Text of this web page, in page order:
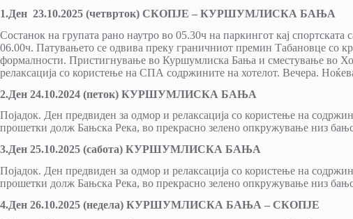
1.Ден 23.10.2025 (четврток) СКОПЈЕ – КУРШУМЛИСКА БАЊА
Состанок на групата рано наутро во 05.30ч на паркингот кај
06.00ч. Патувањето се одвива преку граничниот премин Табановце со
формалности. Пристигнување во Куршумлиска Бања и сместување во
релаксација со користење на СПА содржините на хотелот. Вечера.
2.Ден 24.10.2024 (петок) КУРШУМЛИСКА БАЊА
Појадок. Ден предвиден за одмор и релаксација со користење на
прошетки долж Бањска Река, во прекрасно зелено опкружување низ
3.Ден 25.10.2025 (сабота) КУРШУМЛИСКА БАЊА
Појадок. Ден предвиден за одмор и релаксација со користење на
прошетки долж Бањска Река, во прекрасно зелено опкружување низ
4.Ден 26.10.2025 (недела) КУРШУМЛИСКА БАЊА – СКОПЈЕ